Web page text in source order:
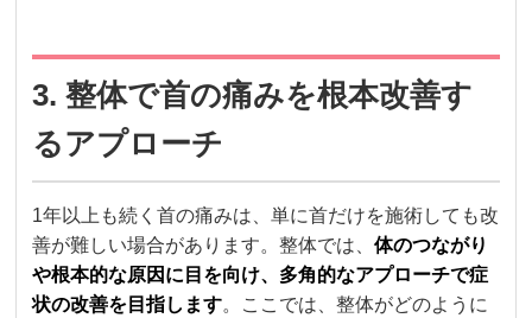
3. 整体で首の痛みを根本改善す
るアプローチ
1年以上も続く首の痛みは、単に首だけを施術しても改
善が難しい場合があります。整体では、体のつながり
や根本的な原因に目を向け、多角的なアプローチで症
状の改善を目指します。ここでは、整体がどのように